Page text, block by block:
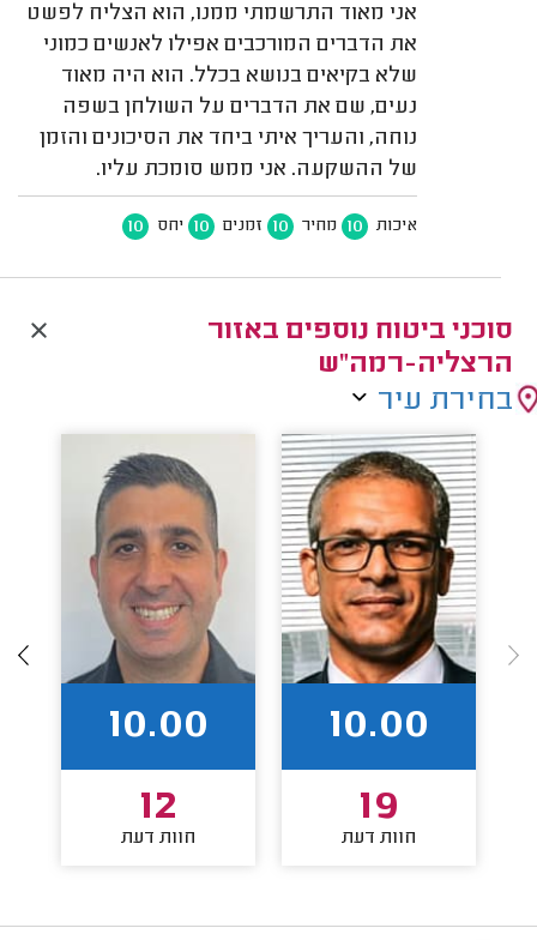
אני מאוד התרשמתי ממנו, הוא הצליח לפשט
את הדברים המורכבים אפילו לאנשים כמוני
שלא בקיאים בנושא בכלל. הוא היה מאוד
נעים, שם את הדברים על השולחן בשפה
נוחה, והעריך איתי ביחד את הסיכונים והזמן
של ההשקעה. אני ממש סומכת עליו.
איכות 10 מחיר 10 זמנים 10 יחס 10
סוכני ביטוח נוספים באזור
הרצליה-רמה"ש
בחירת עיר
10.00
19
חוות דעת
10.00
12
חוות דעת